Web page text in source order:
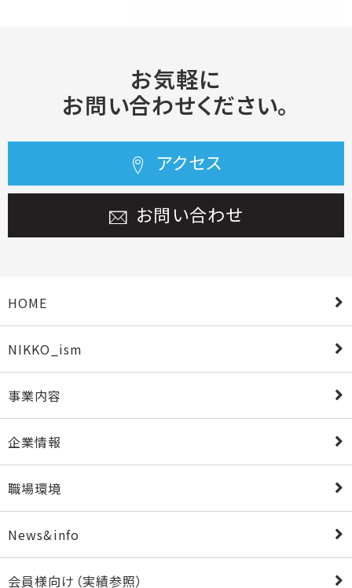
お気軽に
お問い合わせください。
アクセス
お問い合わせ
HOME
NIKKO_ism
事業内容
企業情報
職場環境
News&info
会員様向け（実績参照）